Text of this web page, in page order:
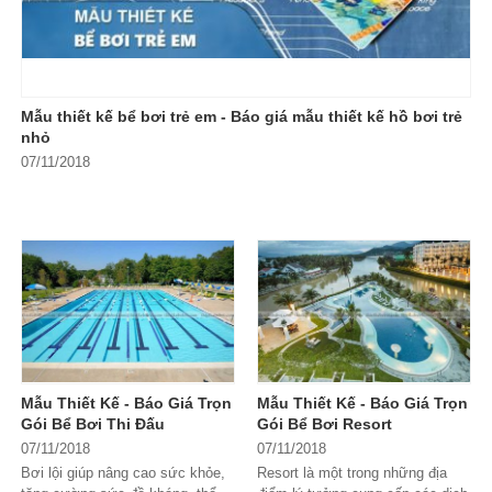
Mẫu thiết kế bể bơi trẻ em - Báo giá mẫu thiết kế hồ bơi trẻ
nhỏ
07/11/2018
huynh quan tâm bởi bơi lội là môn thể thao yêu thích và phát triển sức
khỏe toàn diện đối với mọi lứa tuổi. Ngoài ra, đây còn là một bộ môn
giúp rèn luyện kĩ năng sống cho các em nhỏ. Hôm nay, Hafuco sẽ báo
giá chi tiết chi phí cho các bạn và những mẫu bể bơi dành cho trẻ em
phổ biến nhất hiện nay.
Mẫu Thiết Kế - Báo Giá Trọn
Gói Bể Bơi Thi Đấu
07/11/2018
Bơi lội giúp nâng cao sức khỏe,
Mẫu Thiết Kế - Báo Giá Trọn
Gói Bể Bơi Resort
07/11/2018
Resort là một trong những địa